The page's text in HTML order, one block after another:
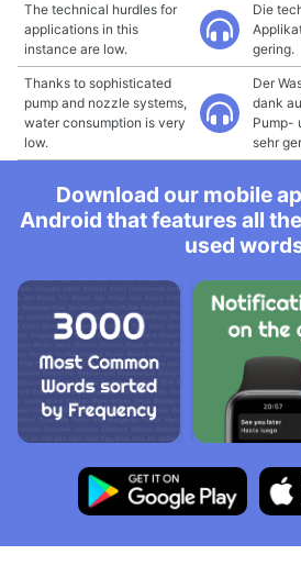
The technical hurdles for
applications in this
instance are low.
Die
gering.
Thanks to sophisticated
pump and nozzle systems,
water consumption is very
low.
Der
dank
Pump-
sehr
Download our mobile
Android that features all
used